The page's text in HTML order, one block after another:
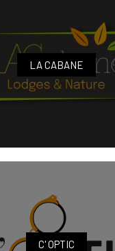
LA CABANE
C' OPTIC